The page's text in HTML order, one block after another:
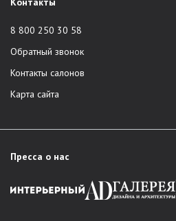
8 800 250 30 58
Обратный звонок
Контакты салонов
Карта сайта
Пресса о нас